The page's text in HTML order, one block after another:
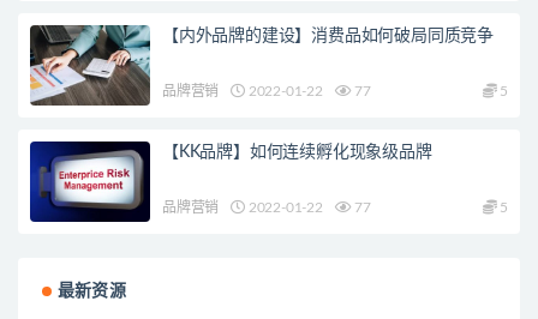
【内外品牌的建设】消费品如何破局同质竞争
品牌营销 2022-01-22 77 5
【KK品牌】如何连续孵化现象级品牌
品牌营销 2022-01-22 77 5
最新资源